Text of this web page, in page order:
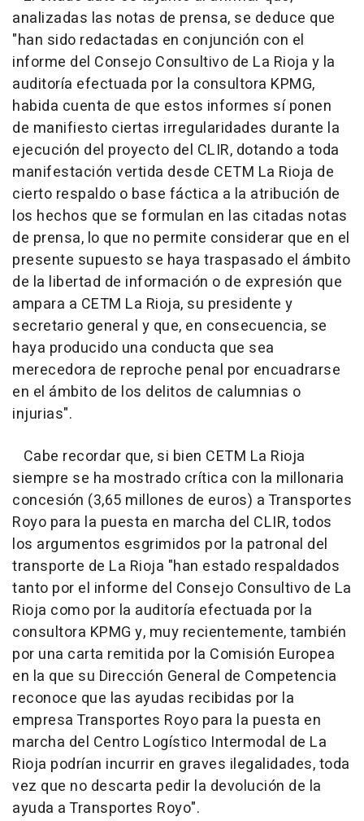
analizadas las notas de prensa, se deduce que
"han sido redactadas en conjunción con el
informe del Consejo Consultivo de La Rioja y la
auditoría efectuada por la consultora KPMG,
habida cuenta de que estos informes sí ponen
de manifiesto ciertas irregularidades durante la
ejecución del proyecto del CLIR, dotando a toda
manifestación vertida desde CETM La Rioja de
cierto respaldo o base fáctica a la atribución de
los hechos que se formulan en las citadas notas
de prensa, lo que no permite considerar que en el
presente supuesto se haya traspasado el ámbito
de la libertad de información o de expresión que
ampara a CETM La Rioja, su presidente y
secretario general y que, en consecuencia, se
haya producido una conducta que sea
merecedora de reproche penal por encuadrarse
en el ámbito de los delitos de calumnias o
injurias".
Cabe recordar que, si bien CETM La Rioja
siempre se ha mostrado crítica con la millonaria
concesión (3,65 millones de euros) a Transportes
Royo para la puesta en marcha del CLIR, todos
los argumentos esgrimidos por la patronal del
transporte de La Rioja "han estado respaldados
tanto por el informe del Consejo Consultivo de La
Rioja como por la auditoría efectuada por la
consultora KPMG y, muy recientemente, también
por una carta remitida por la Comisión Europea
en la que su Dirección General de Competencia
reconoce que las ayudas recibidas por la
empresa Transportes Royo para la puesta en
marcha del Centro Logístico Intermodal de La
Rioja podrían incurrir en graves ilegalidades, toda
vez que no descarta pedir la devolución de la
ayuda a Transportes Royo".